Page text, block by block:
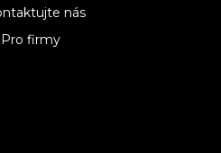
nás
Pro firmy